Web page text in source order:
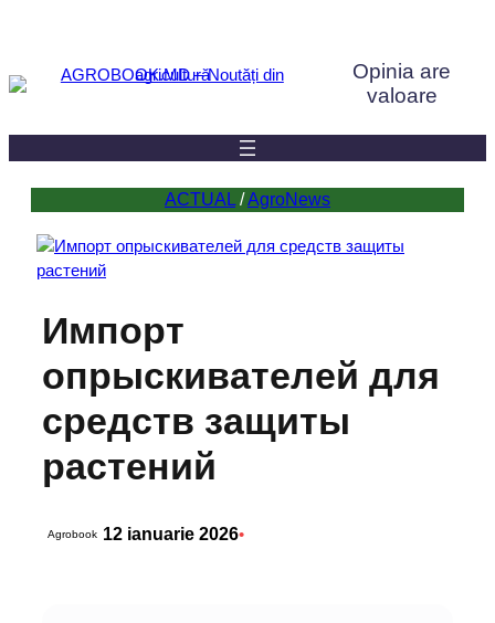
conținut
Opinia are
valoare
ACTUAL / AgroNews
Импорт
опрыскивателей для
средств защиты
растений
Agrobook 12 ianuarie 2026•